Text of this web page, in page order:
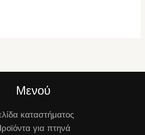
Μενού
καταστήματος
για πτηνά